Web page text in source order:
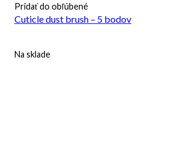
Pridať do obľúbené
Cuticle dust brush – 5 bodov
Na sklade